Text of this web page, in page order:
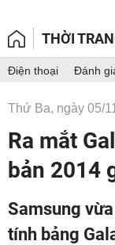
THỜI
Điện thoại Đánh
Thứ Ba, ngày 05/
Ra mắt
bản 2014
Samsung
tính bảng